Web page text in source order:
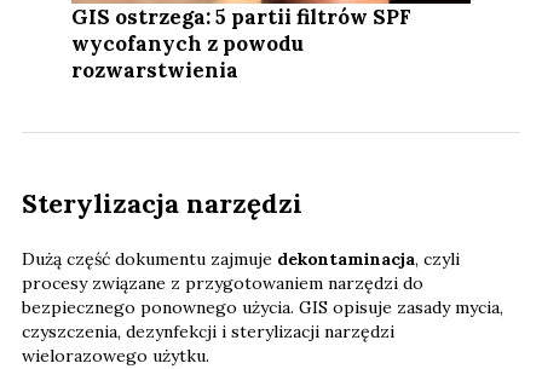
GIS ostrzega: 5 partii filtrów SPF
wycofanych z powodu
rozwarstwienia
Sterylizacja narzędzi
Dużą część dokumentu zajmuje dekontaminacja, czyli
procesy związane z przygotowaniem narzędzi do
bezpiecznego ponownego użycia. GIS opisuje zasady mycia,
czyszczenia, dezynfekcji i sterylizacji narzędzi
wielorazowego użytku.